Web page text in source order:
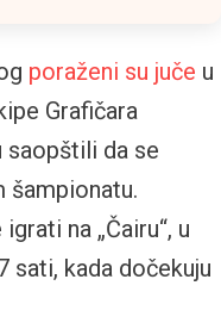
poraženi su juče u
Grafičara
saopštili da se
šampionatu.
na „Čairu“, u
sati, kada dočekuju